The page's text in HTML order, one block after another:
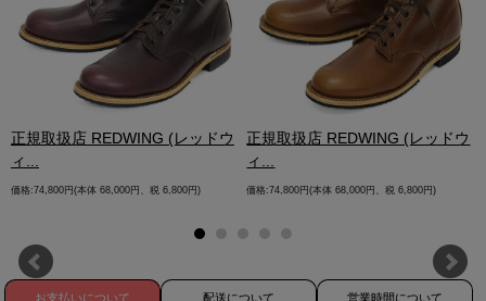
正規取扱店 REDWING (レッドウ
ィ...
価格:74,800円(本体 68,000円、税 6,800円)
正規取扱店 REDWING (レッドウ
ィ...
価格:74,800円(本体 68,000円、税 6,800円)
お支払いについて 配送について 営業時間について